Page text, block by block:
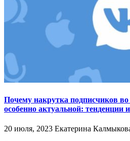
Почему накрутка подписчиков
особенно актуальной:
20 июля, 2023 Екатерина